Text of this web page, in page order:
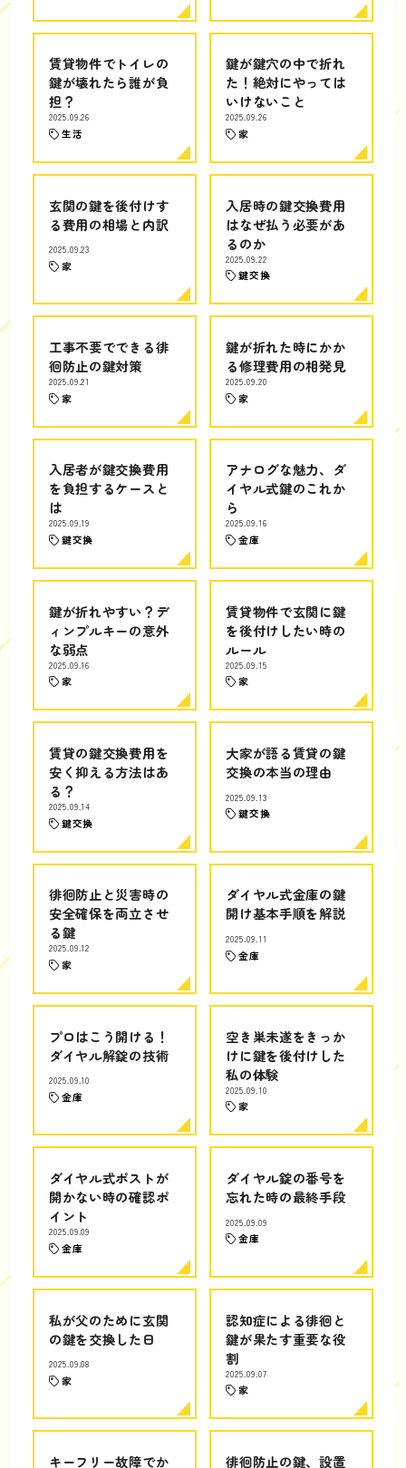
賃貸物件でトイレの
鍵が壊れたら誰が負
担？
2025.09.26
生活
鍵が鍵穴の中で折れ
た！絶対にやっては
いけないこと
2025.09.26
家
玄関の鍵を後付けす
る費用の相場と内訳
2025.09.23
家
入居時の鍵交換費用
はなぜ払う必要があ
るのか
2025.09.22
鍵交換
工事不要でできる徘
徊防止の鍵対策
2025.09.21
家
鍵が折れた時にかか
る修理費用の相発見
2025.09.20
家
入居者が鍵交換費用
を負担するケースと
は
2025.09.19
鍵交換
アナログな魅力、ダ
イヤル式鍵のこれか
ら
2025.09.16
金庫
鍵が折れやすい？デ
ィンプルキーの意外
な弱点
2025.09.16
家
賃貸物件で玄関に鍵
を後付けしたい時の
ルール
2025.09.15
家
賃貸の鍵交換費用を
安く抑える方法はあ
る？
2025.09.14
鍵交換
大家が語る賃貸の鍵
交換の本当の理由
2025.09.13
鍵交換
徘徊防止と災害時の
安全確保を両立させ
る鍵
2025.09.12
家
ダイヤル式金庫の鍵
開け基本手順を解説
2025.09.11
金庫
プロはこう開ける！
ダイヤル解錠の技術
2025.09.10
金庫
空き巣未遂をきっか
けに鍵を後付けした
私の体験
2025.09.10
家
ダイヤル式ポストが
開かない時の確認ポ
イント
2025.09.09
金庫
ダイヤル錠の番号を
忘れた時の最終手段
2025.09.09
金庫
私が父のために玄関
の鍵を交換した日
2025.09.08
家
認知症による徘徊と
鍵が果たす重要な役
割
2025.09.07
家
キーフリー故障でか 徘徊防止の鍵、設置